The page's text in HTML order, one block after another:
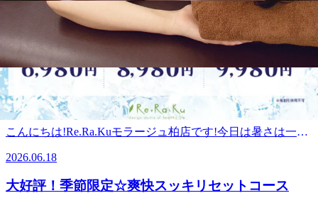
まめにとりましょうね(*^^*)暑い季節だからこそ、室内との
寒暖差で体調を崩してしまうことも少なくありません。日々
のお疲れに加え、冷房の冷えによる筋肉の強張りなどはしっ
かりほぐし、お身体のバランスを整えたいところですね♪本
日もRe.Ra.Kuは元気に営業中です!皆様のご来店を心よりお
待ちしております! 【本日の空き状況】10:10～15:30出勤ス
タッフ:松澤、宇都宮
【販売開始4日間で100万円販売突破】30%OFFのe
ギフトが大好評！
【30%OFF】＼4日で100万円販売突破！／大好評につき上限
達成で早期終了の可能性あり⚠️ 父の日に、日頃の「ありが
とう」を。離れていても、感謝の気持ちをeギフトで届けま
せんか？ ただいま開催中の期間限定キャンペーンですが、
おかげさまで販売開始からわずか4日間で100万円の販売を突
破いたしました！ これに伴い、ご用意している販売上限数
に達し次第、期間内であっても予告なくキャンペーンを終了
とさせていただく可能性がございます。「まだ大丈夫」と思
い！ ───────────────────◼︎期間限定30％OFFキャン
2026.06.20
本日（6/18）の空き状況
こんにちは!Re.Ra.Kuモラージュ柏店です!今日は暑さは一旦
かがお過ごしでしょうか。新年度の環境には皆様慣れました
でしょうか。日々頑張る皆様の生活をより良いものに
♪Re.Ra.Kuで手助けさせていただけたら幸いです(*^^*)お客
2026.06.18
大好評！季節限定☆爽快スッキリセットコース